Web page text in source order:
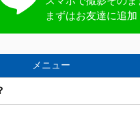
まずはお友達に追加
メニュー